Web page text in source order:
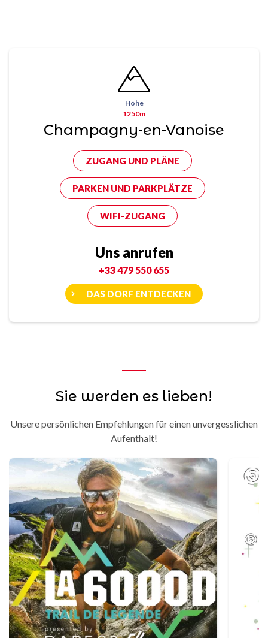
Höhe
1250m
Champagny-en-Vanoise
ZUGANG UND PLÄNE
PARKEN UND PARKPLÄTZE
WIFI-ZUGANG
Uns anrufen
+33 479 550 655
DAS DORF ENTDECKEN
Sie werden es lieben!
Unsere persönlichen Empfehlungen für einen unvergesslichen
Aufenthalt!